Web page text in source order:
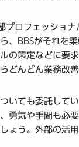
プロフェッショ
、BBSがそれを
の策定などに要
どんどん業務改
いても委託して
勇気や手間も
ょう。外部の活